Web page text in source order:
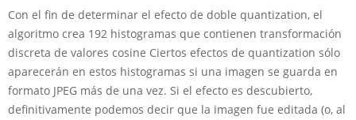
Con el fin de determinar el efecto de doble quantization, el
algoritmo crea 192 histogramas que contienen transformación
discreta de valores cosine Ciertos efectos de quantization sólo
aparecerán en estos histogramas si una imagen se guarda en
formato JPEG más de una vez. Si el efecto es descubierto,
definitivamente podemos decir que la imagen fue editada (o, al